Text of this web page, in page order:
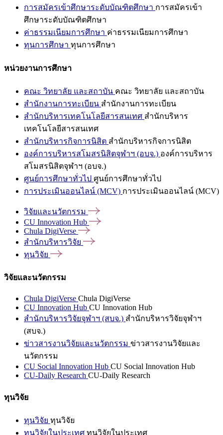
การสมัครเข้าศึกษาระดับบัณฑิตศึกษา การสมัครเข้า
ศึกษาระดับบัณฑิตศึกษา
ค่าธรรมเนียมการศึกษา ค่าธรรมเนียมการศึกษา
ทุนการศึกษา ทุนการศึกษา
หน่วยงานการศึกษา
คณะ วิทยาลัย และสถาบัน คณะ วิทยาลัย และสถาบัน
สำนักงานการทะเบียน สำนักงานการทะเบียน
สำนักบริหารเทคโนโลยีสารสนเทศ สำนักบริหาร
เทคโนโลยีสารสนเทศ
สำนักบริหารกิจการนิสิต สำนักบริหารกิจการนิสิต
องค์การบริหารสโมสรนิสิตจุฬาฯ (อบจ.) องค์การบริหาร
สโมสรนิสิตจุฬาฯ (อบจ.)
ศูนย์การศึกษาทั่วไป ศูนย์การศึกษาทั่วไป
การประเมินออนไลน์ (MCV) การประเมินออนไลน์ (MCV)
วิจัยและนวัตกรรม
CU Innovation Hub
Chula DigiVerse
สำนักบริหารวิจัย
ทุนวิจัย
วิจัยและนวัตกรรม
Chula DigiVerse Chula DigiVerse
CU Innovation Hub CU Innovation Hub
สำนักบริหารวิจัยจุฬาฯ (สบจ.) สำนักบริหารวิจัยจุฬาฯ
(สบจ.)
ข่าวสารงานวิจัยและนวัตกรรม ข่าวสารงานวิจัยและ
นวัตกรรม
CU Social Innovation Hub CU Social Innovation Hub
CU-Daily Research CU-Daily Research
ทุนวิจัย
ทุนวิจัย ทุนวิจัย
ทุนวิจัยในประเทศ ทุนวิจัยในประเทศ